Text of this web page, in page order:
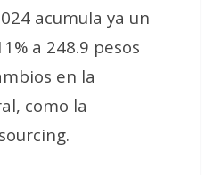
acumula ya un
a 248.9 pesos
en la
como la